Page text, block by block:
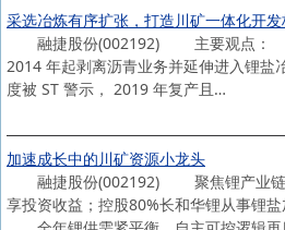
采选冶炼有序扩张，打造川矿一体化开
融捷股份(002192) 主要观点： 业
2014 年起剥离沥青业务并延伸进入锂盐
度被 ST 警示， 2019 年复产且…
加速成长中的川矿资源小龙头
融捷股份(002192) 聚焦锂产业链发
享投资收益；控股80%长和华锂从事锂